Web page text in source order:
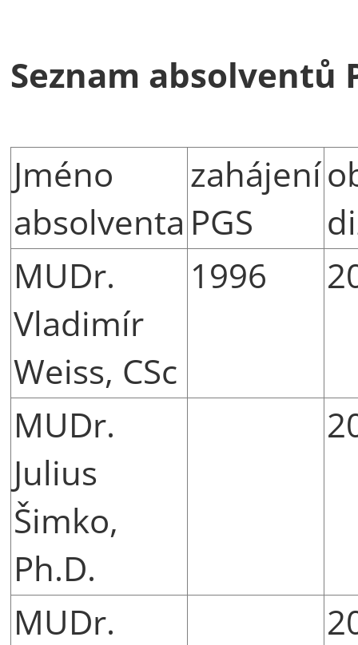
Seznam absolventů
Jméno
absolventa
zahájení
PGS
MUDr.
Vladimír
Weiss, CSc
1996
MUDr.
Julius
Šimko,
Ph.D.
MUDr.